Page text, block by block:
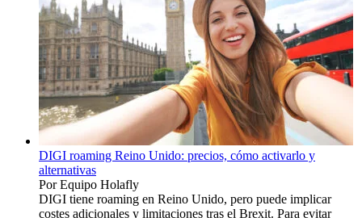
DIGI roaming Reino Unido: precios, cómo activarlo y
alternativas
Por Equipo Holafly
DIGI tiene roaming en Reino Unido, pero puede implicar
costes adicionales y limitaciones tras el Brexit. Para evitar